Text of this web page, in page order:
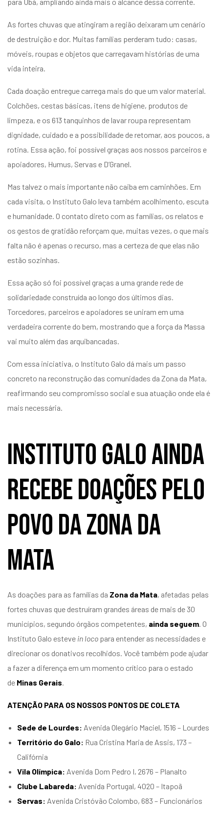
para Ubá, ampliando ainda mais o alcance dessa corrente.
As fortes chuvas que atingiram a região deixaram um cenário
de destruição e dor. Muitas famílias perderam tudo: casas,
móveis, roupas e objetos que carregavam histórias de uma
vida inteira.
Cada doação entregue carrega mais do que um valor material.
Colchões, cestas básicas, itens de higiene, produtos de
limpeza, e os 613 tanquinhos de lavar roupa representam
dignidade, cuidado e a possibilidade de retomar, aos poucos, a
rotina. Essa ação, foi possível graças aos nossos parceiros e
apoiadores, Humus, Servas e D’Granel.
Mas talvez o mais importante não caiba em caminhões. Em
cada visita, o Instituto Galo leva também acolhimento, escuta
e humanidade. O contato direto com as famílias, os relatos e
os gestos de gratidão reforçam que, muitas vezes, o que mais
falta não é apenas o recurso, mas a certeza de que elas não
estão sozinhas.
Essa ação só foi possível graças a uma grande rede de
solidariedade construída ao longo dos últimos dias.
Torcedores, parceiros e apoiadores se uniram em uma
verdadeira corrente do bem, mostrando que a força da Massa
vai muito além das arquibancadas.
Com essa iniciativa, o Instituto Galo dá mais um passo
concreto na reconstrução das comunidades da Zona da Mata,
reafirmando seu compromisso social e sua atuação onde ela é
mais necessária.
Instituto Galo ainda
recebe doações pelo
povo da Zona da
Mata
As doações para as famílias da Zona da Mata, afetadas pelas
fortes chuvas que destruíram grandes áreas de mais de 30
municípios, segundo órgãos competentes, ainda seguem. O
Instituto Galo esteve in loco para entender as necessidades e
direcionar os donativos recolhidos. Você também pode ajudar
a fazer a diferença em um momento crítico para o estado
de Minas Gerais.
ATENÇÃO PARA OS NOSSOS PONTOS DE COLETA
Sede de Lourdes: Avenida Olegário Maciel, 1516 – Lourdes
Território do Galo: Rua Cristina Maria de Assis, 173 –
Califórnia
Vila Olímpica: Avenida Dom Pedro I, 2676 – Planalto
Clube Labareda: Avenida Portugal, 4020 – Itapoã
Servas: Avenida Cristóvão Colombo, 683 – Funcionários